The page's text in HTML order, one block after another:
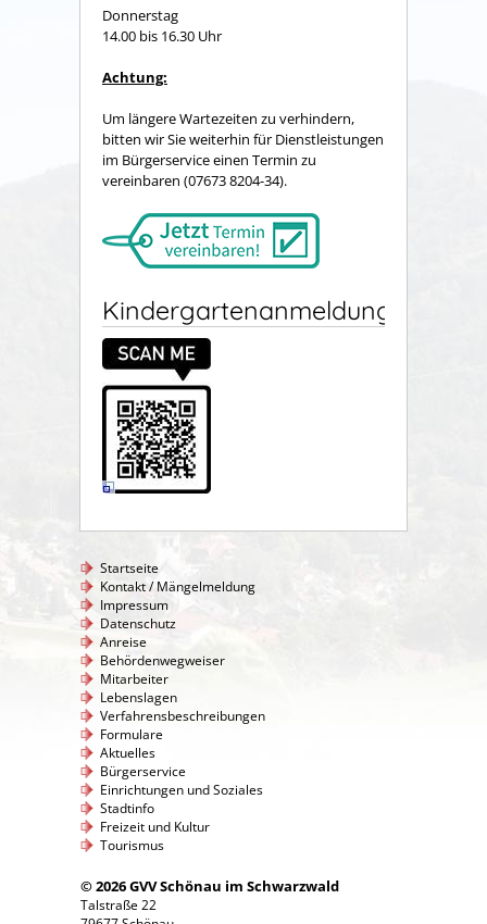
Donnerstag
14.00 bis 16.30 Uhr
Achtung:
Um längere Wartezeiten zu verhindern,
bitten wir Sie weiterhin für Dienstleistungen
im Bürgerservice einen Termin zu
vereinbaren (07673 8204-34).
Kindergartenanmeldung
Startseite
Kontakt / Mängelmeldung
Impressum
Datenschutz
Anreise
Behördenwegweiser
Mitarbeiter
Lebenslagen
Verfahrensbeschreibungen
Formulare
Aktuelles
Bürgerservice
Einrichtungen und Soziales
Stadtinfo
Freizeit und Kultur
Tourismus
© 2026 GVV Schönau im Schwarzwald
Talstraße 22